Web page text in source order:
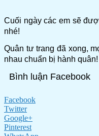
Cuối ngày các em sẽ
nhé!
Quân tư trang đã xong,
nhau chuẩn bị hành
Bình luận Facebook
Facebook
Twitter
Google+
Pinterest